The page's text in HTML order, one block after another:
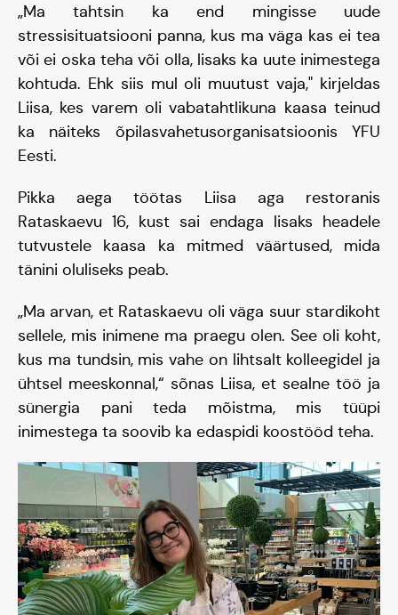
Päikeseauto
Hooaeg I 20/21
Hooaeg II 22/23
Hooaeg III 24/25
„Ma tahtsin ka end mingisse uude
stressisituatsiooni panna, kus ma väga kas ei tea
või ei oska teha või olla, lisaks ka uute inimestega
kohtuda. Ehk siis mul oli muutust vaja," kirjeldas
Liisa, kes varem oli vabatahtlikuna kaasa teinud
ka näiteks õpilasvahetusorganisatsioonis YFU
Eesti.
Pikka aega töötas Liisa aga restoranis
Rataskaevu 16, kust sai endaga lisaks headele
tutvustele kaasa ka mitmed väärtused, mida
tänini oluliseks peab.
„Ma arvan, et Rataskaevu oli väga suur stardikoht
sellele, mis inimene ma praegu olen. See oli koht,
kus ma tundsin, mis vahe on lihtsalt kolleegidel ja
ühtsel meeskonnal,“ sõnas Liisa, et sealne töö ja
sünergia pani teda mõistma, mis tüüpi
inimestega ta soovib ka edaspidi koostööd teha.